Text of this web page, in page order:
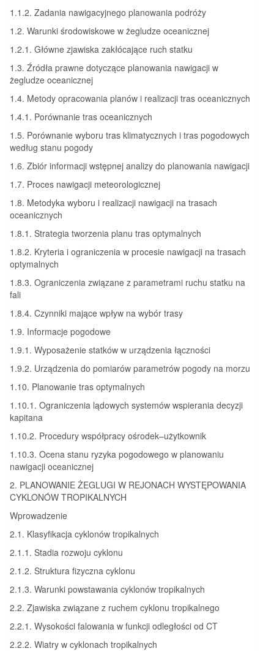
1.1.2. Zadania nawigacyjnego planowania podróży
1.2. Warunki środowiskowe w żegludze oceanicznej
1.2.1. Główne zjawiska zakłócające ruch statku
1.3. Źródła prawne dotyczące planowania nawigacji w
żegludze oceanicznej
1.4. Metody opracowania planów i realizacji tras oceanicznych
1.4.1. Porównanie tras oceanicznych
1.5. Porównanie wyboru tras klimatycznych i tras pogodowych
według stanu pogody
1.6. Zbiór informacji wstępnej analizy do planowania nawigacji
1.7. Proces nawigacji meteorologicznej
1.8. Metodyka wyboru i realizacji nawigacji na trasach
oceanicznych
1.8.1. Strategia tworzenia planu tras optymalnych
1.8.2. Kryteria i ograniczenia w procesie nawigacji na trasach
optymalnych
1.8.3. Ograniczenia związane z parametrami ruchu statku na
fali
1.8.4. Czynniki mające wpływ na wybór trasy
1.9. Informacje pogodowe
1.9.1. Wyposażenie statków w urządzenia łączności
1.9.2. Urządzenia do pomiarów parametrów pogody na morzu
1.10. Planowanie tras optymalnych
1.10.1. Ograniczenia lądowych systemów wspierania decyzji
kapitana
1.10.2. Procedury współpracy ośrodek–użytkownik
1.10.3. Ocena stanu ryzyka pogodowego w planowaniu
nawigacji oceanicznej
2. PLANOWANIE ŻEGLUGI W REJONACH WYSTĘPOWANIA
CYKLONÓW TROPIKALNYCH
Wprowadzenie
2.1. Klasyfikacja cyklonów tropikalnych
2.1.1. Stadia rozwoju cyklonu
2.1.2. Struktura fizyczna cyklonu
2.1.3. Warunki powstawania cyklonów tropikalnych
2.2. Zjawiska związane z ruchem cyklonu tropikalnego
2.2.1. Wysokości falowania w funkcji odległości od CT
2.2.2. Wiatry w cyklonach tropikalnych